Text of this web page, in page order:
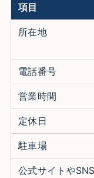
項目
所在地
電話番号
営業時間
定休日
駐車場
公式サイトやSNS